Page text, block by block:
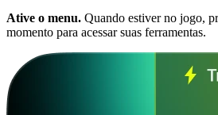
Ative o menu. Quando estiver no jogo,
momento para acessar suas ferramentas.